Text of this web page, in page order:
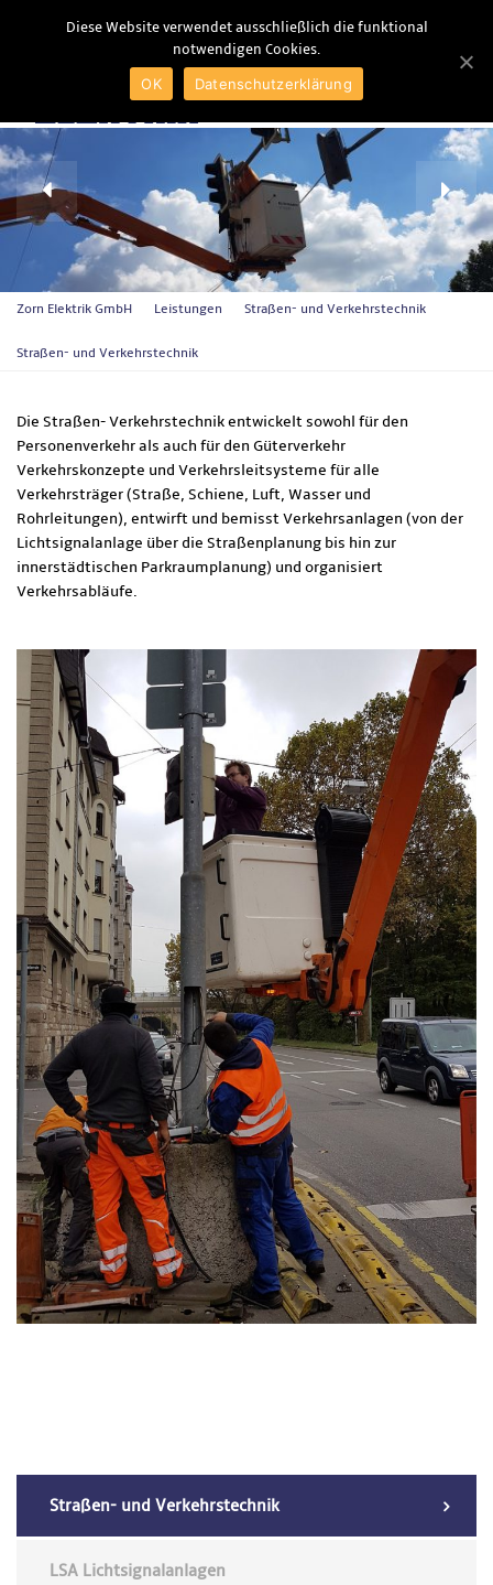
Zorn Elektrik GmbH Leistungen Straßen- und Verkehrstechnik
Straßen- und Verkehrstechnik
Die Straßen- Verkehrstechnik entwickelt sowohl für den
Personenverkehr als auch für den Güterverkehr
Verkehrskonzepte und Verkehrsleitsysteme für alle
Verkehrsträger (Straße, Schiene, Luft, Wasser und
Rohrleitungen), entwirft und bemisst Verkehrsanlagen (von der
Lichtsignalanlage über die Straßenplanung bis hin zur
innerstädtischen Parkraumplanung) und organisiert
Verkehrsabläufe.
Straßen- und Verkehrstechnik
LSA Lichtsignalanlagen
Diese Website verwendet ausschließlich die funktional
notwendigen Cookies.
OK
Datenschutzerklärung